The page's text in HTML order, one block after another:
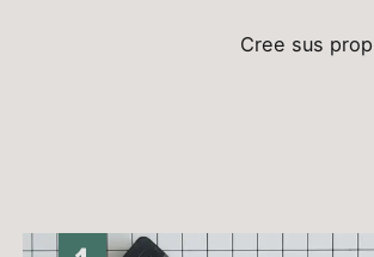
Cree sus